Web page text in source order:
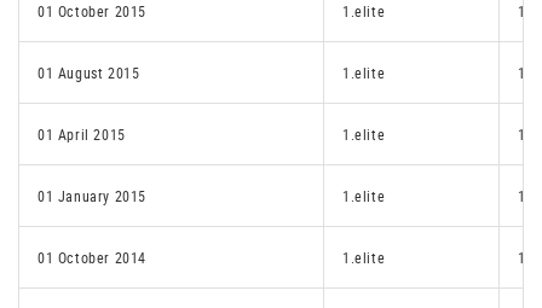
01 October 2015 1.elite
01 August 2015 1.elite
01 April 2015 1.elite
01 January 2015 1.elite
01 October 2014 1.elite